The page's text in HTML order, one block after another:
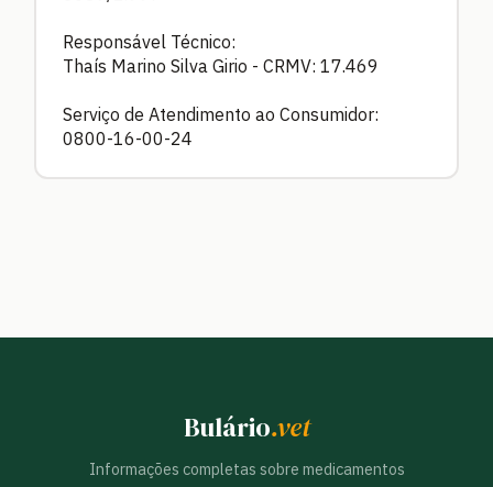
Responsável Técnico:
Thaís Marino Silva Girio - CRMV: 17.469
Serviço de Atendimento ao Consumidor:
0800-16-00-24
Bulário.vet
Informações completas sobre medicamentos